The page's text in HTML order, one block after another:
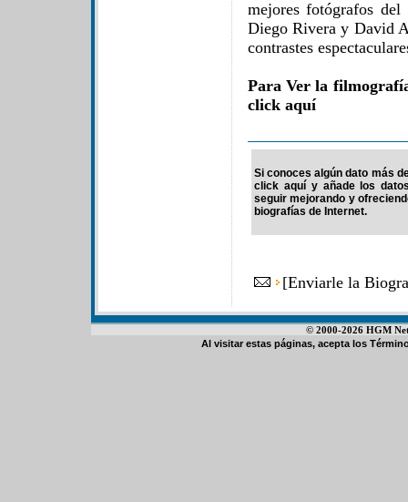
mejores fotógrafos
Diego Rivera y David
contrastes
Para Ver la
click aquí
Si conoces algún dato más
click aquí y añade los
seguir mejorando y
biografías de Internet.
[Enviarle la
© 2000-2026 HGM
Al visitar estas páginas, acepta los